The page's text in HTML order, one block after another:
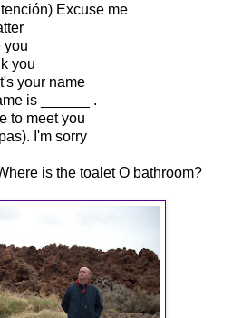
Excuse me
you
you
your name
is ______ .
to meet you
I'm sorry
is the toalet O bathroom?